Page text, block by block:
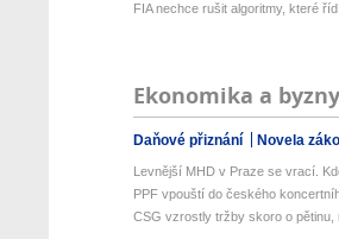
FIA nechce rušit algoritmy, které
Ekonomika a
Daňové přiznání Novela
Levnější MHD v Praze se vrací.
PPF vpouští do českého
CSG vzrostly tržby skoro o pětinu,